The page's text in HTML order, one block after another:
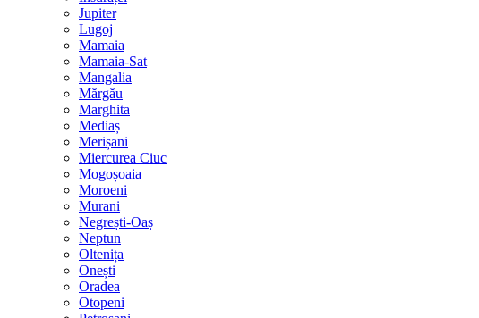
Jupiter
Lugoj
Mamaia
Mamaia-Sat
Mangalia
Mărgău
Marghita
Mediaș
Merișani
Miercurea Ciuc
Mogoșoaia
Moroeni
Murani
Negrești-Oaș
Neptun
Oltenița
Onești
Oradea
Otopeni